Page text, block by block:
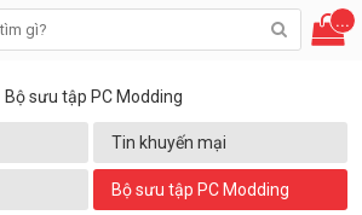
...
Bộ sưu tập PC Modding
Tin khuyến mại
Bộ sưu tập PC Modding